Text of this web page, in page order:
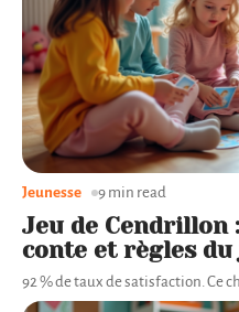
Jeu de Cendrillon
conte et règles
92 % de taux de satisfaction. Ce
Jeunesse 9 min read